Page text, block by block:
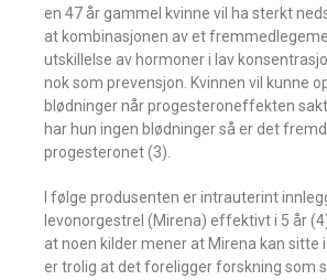
en 47 år gammel kvinne vil ha sterkt
at kombinasjonen av et
utskillelse av hormoner i lav
nok som prevensjon. Kvinnen vil kunne
blødninger når progesteroneffekten
har hun ingen blødninger så er det
progesteronet (3).
I følge produsenten er intrauterint
levonorgestrel (Mirena) effektivt i 5 år
at noen kilder mener at Mirena kan sitte
er trolig at det foreligger forskning som